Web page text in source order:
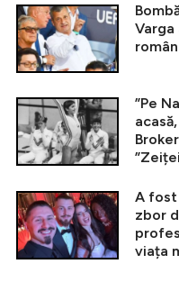
”Pe
A fost
zbor
viața